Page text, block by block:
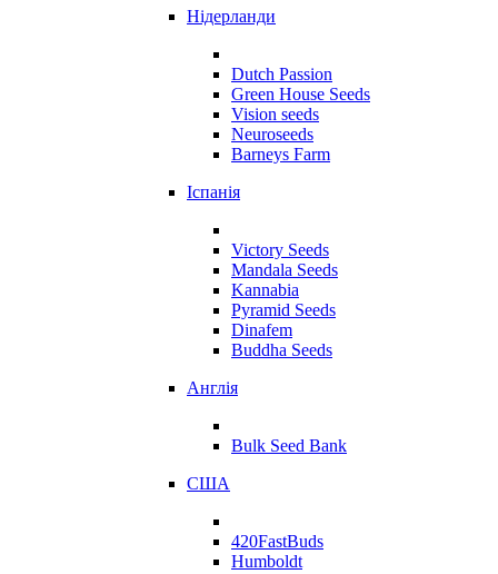
Нідерланди
Dutch Passion
Green House Seeds
Vision seeds
Neuroseeds
Barneys Farm
Іспанія
Victory Seeds
Mandala Seeds
Kannabia
Pyramid Seeds
Dinafem
Buddha Seeds
Англія
Bulk Seed Bank
США
420FastBuds
Humboldt